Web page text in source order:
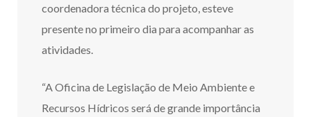
coordenadora técnica do projeto, esteve
presente no primeiro dia para acompanhar as
atividades.
“A Oficina de Legislação de Meio Ambiente e
Recursos Hídricos será de grande importância